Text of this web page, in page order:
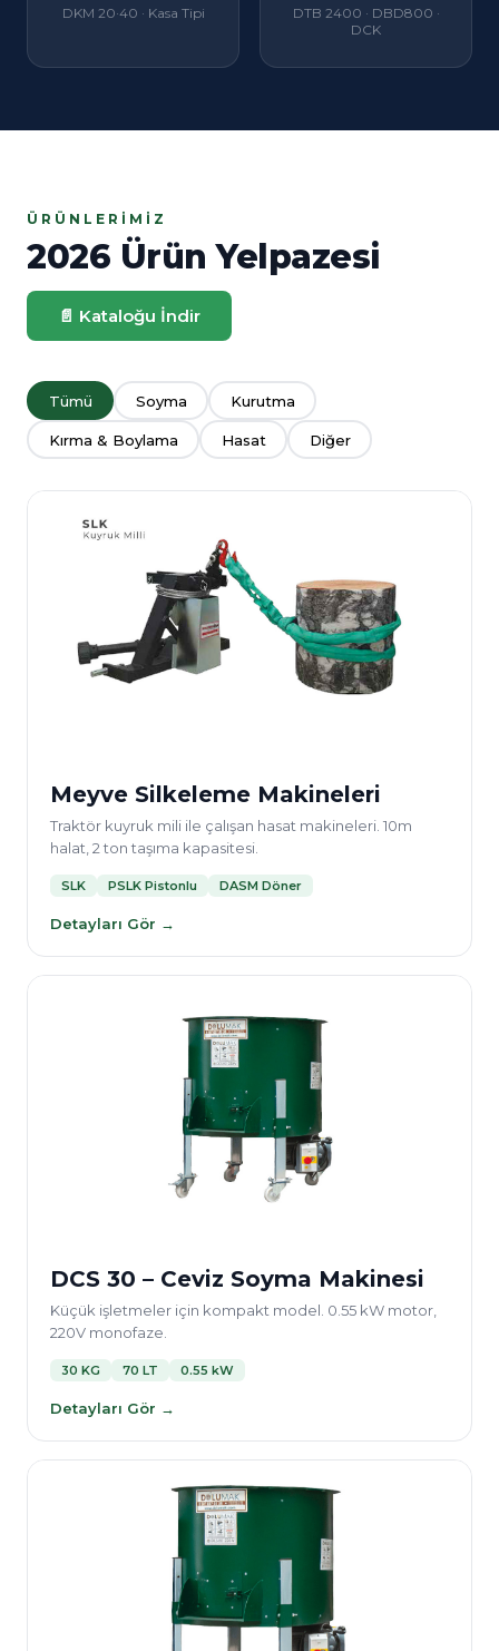
DKM 20·40 · Kasa Tipi
DTB 2400 · DBD800 ·
DCK
ÜRÜNLERIMIZ
2026 Ürün Yelpazesi
📄 Kataloğu İndir
Tümü Soyma Kurutma
Kırma & Boylama Hasat Diğer
Meyve Silkeleme Makineleri
Traktör kuyruk mili ile çalışan hasat makineleri. 10m
halat, 2 ton taşıma kapasitesi.
SLK PSLK Pistonlu DASM Döner
Detayları Gör →
DCS 30 – Ceviz Soyma Makinesi
Küçük işletmeler için kompakt model. 0.55 kW motor,
220V monofaze.
30 KG 70 LT 0.55 kW
Detayları Gör →